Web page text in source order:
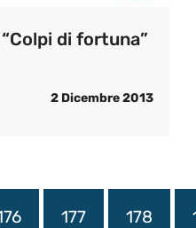
di fortuna”
2 Dicembre 2013
177 178